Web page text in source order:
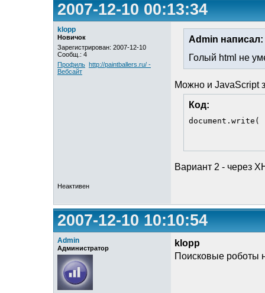
2007-12-10 00:13:34
klopp
Новичок
Зарегистрирован: 2007-12-10
Сообщ.: 4
Профиль http://paintballers.ru/ -
Вебсайт
Admin написал:
Голый html не
Можно и JavaScript
Код:
Вариант 2 - через
Неактивен
2007-12-10 10:10:54
Admin
Администратор
klopp
Поисковые роботы